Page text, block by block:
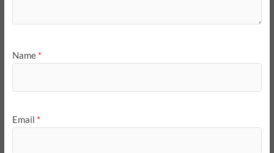
Name *
Email *